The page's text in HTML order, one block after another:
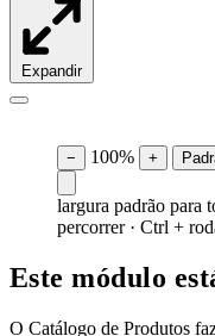
Expandir
− 100% +
largura padrão para
percorrer · Ctrl +
Este módulo
O Catálogo de Produtos